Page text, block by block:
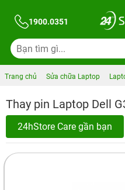
1900.0351
Trang chủ Sửa chữa Laptop
Thay pin Laptop Dell
24hStore Care gần bạn